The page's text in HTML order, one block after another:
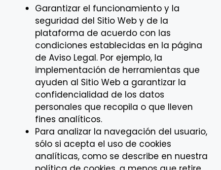
Garantizar el funcionamiento y la
seguridad del Sitio Web y de la
plataforma de acuerdo con las
condiciones establecidas en la página
de Aviso Legal. Por ejemplo, la
implementación de herramientas que
ayuden al Sitio Web a garantizar la
confidencialidad de los datos
personales que recopila o que lleven
fines analíticos.
Para analizar la navegación del usuario,
sólo si acepta el uso de cookies
analíticas, como se describe en nuestra